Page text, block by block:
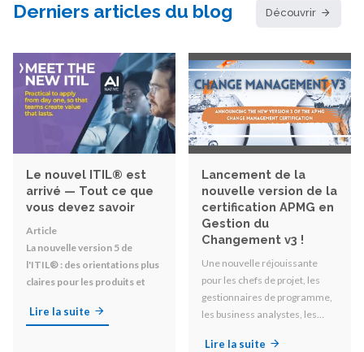
Derniers articles du blog Découvrir
Le nouvel ITIL® est
arrivé — Tout ce que
vous devez savoir
Article
La nouvelle version 5 de
l'ITIL® : des orientations plus
claires pour les produits et
Lire la suite
Lancement de la
nouvelle version de la
certification APMG en
Gestion du
Changement v3 !
Une nouvelle réjouissante
pour les chefs de projet, les
gestionnaires de programme,
les business analystes, les
personnes impliquées dans le
Lire la suite